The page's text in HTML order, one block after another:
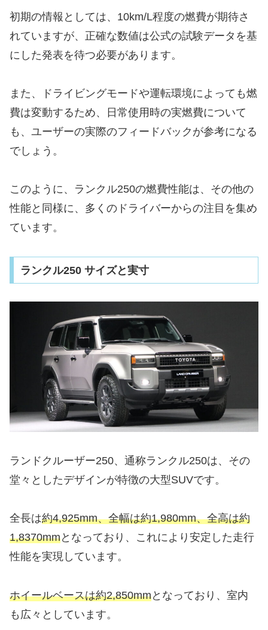
初期の情報としては、10km/L程度の燃費が期待さ
れていますが、正確な数値は公式の試験データを基
にした発表を待つ必要があります。
また、ドライビングモードや運転環境によっても燃
費は変動するため、日常使用時の実燃費について
も、ユーザーの実際のフィードバックが参考になる
でしょう。
このように、ランクル250の燃費性能は、その他の
性能と同様に、多くのドライバーからの注目を集め
ています。
ランクル250 サイズと実寸
ランドクルーザー250、通称ランクル250は、その
堂々としたデザインが特徴の大型SUVです。
全長は約4,925mm、全幅は約1,980mm、全高は約
1,8370mmとなっており、これにより安定した走行
性能を実現しています。
ホイールベースは約2,850mmとなっており、室内
も広々としています。